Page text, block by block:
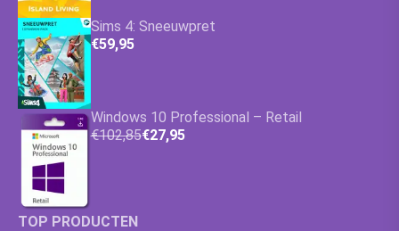
Sims 4: Sneeuwpret
€59,95
Windows 10 Professional – Retail
€102,85€27,95
TOP PRODUCTEN